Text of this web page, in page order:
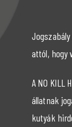
attól, hogy
A NO KILL
állatnak
kutyák